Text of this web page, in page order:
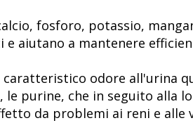
fosforo, potassio,
e aiutano a mantenere
odore all'urina
purine, che in seguito alla
da problemi ai reni e alle